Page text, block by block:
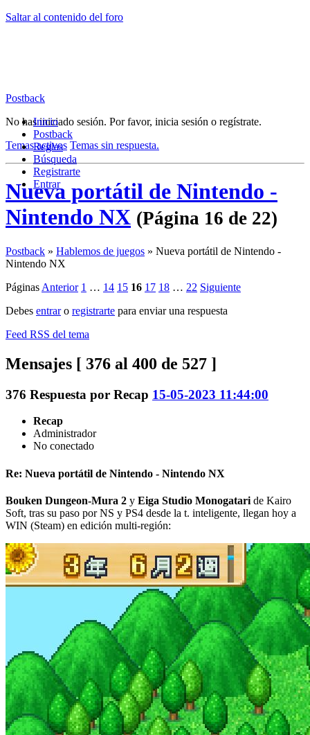
Saltar al contenido del foro
Postback
Inicio
Postback
Reglas
Búsqueda
Registrarte
Entrar
No has iniciado sesión. Por favor, inicia sesión o regístrate.
Temas activos Temas sin respuesta.
Nueva portátil de Nintendo -
Nintendo NX (Página 16 de 22)
Postback » Hablemos de juegos » Nueva portátil de Nintendo -
Nintendo NX
Páginas Anterior 1 … 14 15 16 17 18 … 22 Siguiente
Debes entraro registrarte para enviar una respuesta
Feed RSS del tema
Mensajes [ 376 al 400 de 527 ]
376 Respuesta por Recap 15-05-2023 11:44:00
Recap
Administrador
No conectado
Re: Nueva portátil de Nintendo - Nintendo NX
Bouken Dungeon-Mura 2 y Eiga Studio Monogatari de Kairo
Soft, tras su paso por NS y PS4 desde la t. inteligente, llegan hoy a
WIN (Steam) en edición multi-región: